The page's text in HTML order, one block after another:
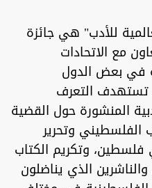
للأدب" هي جائزة
مع الاتحادات
في بعض الدول
تستهدف التعرف
المنشورة حول القضية
وتحرير
وتكريم الكتاب
الذي يناضلون